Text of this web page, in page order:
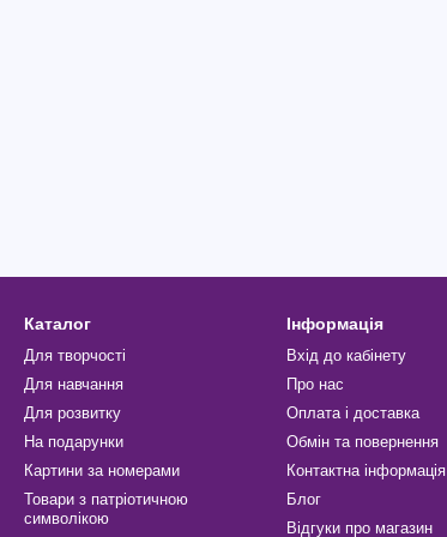
Каталог
Для творчості
Для навчання
Для розвитку
На подарунки
Картини за номерами
Товари з патріотичною
символікою
Інформація
Вхід до кабінету
Про нас
Оплата і доставка
Обмін та повернення
Контактна інформація
Блог
Відгуки про магазин